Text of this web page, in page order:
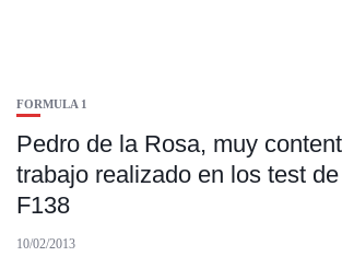
FORMULA 1
Pedro de la Rosa, muy
trabajo realizado en los test
F138
10/02/2013